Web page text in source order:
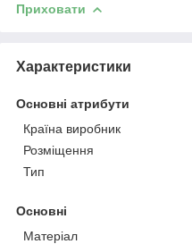
Приховати
Характеристики
Основні атрибути
Країна виробник
Розміщення
Тип
Основні
Матеріал